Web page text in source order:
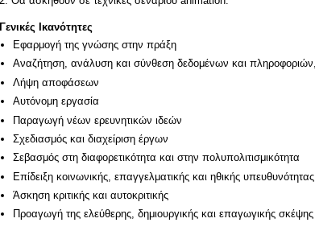
Γενικές Ικανότητες
Εφαρμογή της γνώσης στην πράξη
Αναζήτηση, ανάλυση και σύνθεση δεδομένων και
Λήψη αποφάσεων
Αυτόνομη εργασία
Παραγωγή νέων ερευνητικών ιδεών
Σχεδιασμός και διαχείριση έργων
Σεβασμός στη διαφορετικότητα και στην πολυπολιτισμικότητα
Επίδειξη κοινωνικής, επαγγελματικής και ηθικής
Άσκηση κριτικής και αυτοκριτικής
Προαγωγή της ελεύθερης, δημιουργικής και επαγωγικής σκέψης